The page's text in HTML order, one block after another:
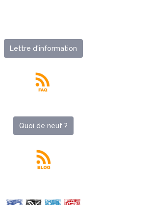
Lettre d'information
Quoi de neuf ?